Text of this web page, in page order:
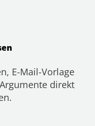
E-Mail-Vorlage
direkt